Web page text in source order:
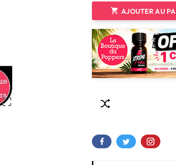

 AJOUTER AU